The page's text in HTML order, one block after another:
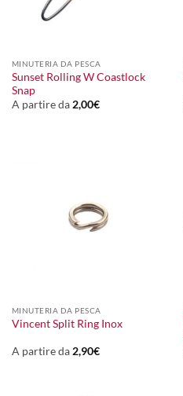
MINUTERIA DA PESCA
Sunset Rolling W Coastlock
Snap
A partire da2,00€
MINUTERIA DA PESCA
Vincent Split Ring Inox
A partire da 2,90€